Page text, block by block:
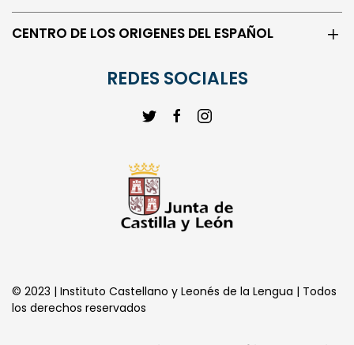
CENTRO DE LOS ORIGENES DEL ESPAÑOL
los derechos reservados